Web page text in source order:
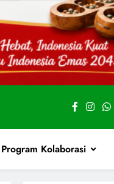
Program Kolaborasi